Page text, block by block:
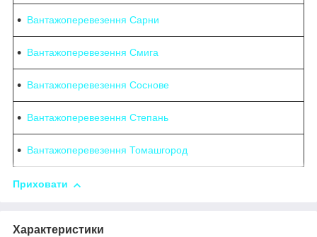
Вантажоперевезення Сарни
Вантажоперевезення Смига
Вантажоперевезення Соснове
Вантажоперевезення Степань
Вантажоперевезення Томашгород
Приховати
Характеристики